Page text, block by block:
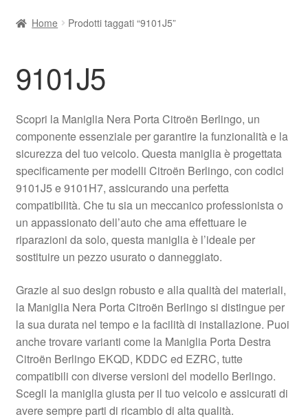
Contatto
Il mio account
Pagamenti
Politica sulla riservatezza
Procedura di Reclamo
Registratore di cassa
Rimostranza
Spedizione in tutto il mondo
Termini e condizioni
Home Prodotti taggati “9101J5”
9101J5
Scopri la Maniglia Nera Porta Citroën Berlingo, un
componente essenziale per garantire la funzionalità e la
sicurezza del tuo veicolo. Questa maniglia è progettata
specificamente per modelli Citroën Berlingo, con codici
9101J5 e 9101H7, assicurando una perfetta
compatibilità. Che tu sia un meccanico professionista o
un appassionato dell’auto che ama effettuare le
riparazioni da solo, questa maniglia è l’ideale per
sostituire un pezzo usurato o danneggiato.
Grazie al suo design robusto e alla qualità dei materiali,
la Maniglia Nera Porta Citroën Berlingo si distingue per
la sua durata nel tempo e la facilità di installazione. Puoi
anche trovare varianti come la Maniglia Porta Destra
Citroën Berlingo EKQD, KDDC ed EZRC, tutte
compatibili con diverse versioni del modello Berlingo.
Scegli la maniglia giusta per il tuo veicolo e assicurati di
avere sempre parti di ricambio di alta qualità.